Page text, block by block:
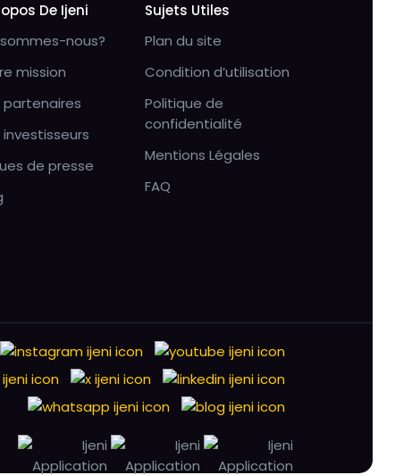
De Ijeni
nous?
mission
partenaires
investisseurs
de presse
Sujets Utiles
Plan du site
Condition d’utilisation
Politique de
confidentialité
Mentions Légales
FAQ